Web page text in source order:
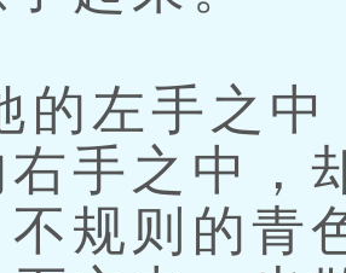
左手之中
右手之中，
不规则的青